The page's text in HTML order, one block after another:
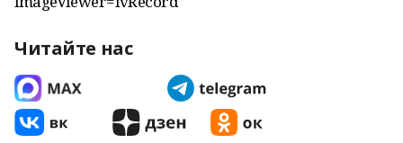
Читайте нас